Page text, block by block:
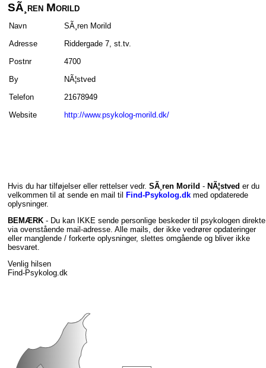
SÃ¸ren Morild
Navn
SÃ¸ren Morild
Adresse
Riddergade 7, st.tv.
Postnr
4700
By
NÃ¦stved
Telefon
21678949
Website
http://www.psykolog-morild.dk/
Hvis du har tilføjelser eller rettelser vedr. SÃ¸ren Morild - NÃ¦stved er du
velkommen til at sende en mail til
Find-Psykolog.dk med opdaterede
oplysninger.
BEMÆRK - Du kan IKKE sende personlige beskeder til psykologen direkte
via ovenstående mail-adresse. Alle mails, der ikke vedrører opdateringer
eller manglende / forkerte oplysninger, slettes omgående og bliver ikke
besvaret.
Venlig hilsen
Find-Psykolog.dk